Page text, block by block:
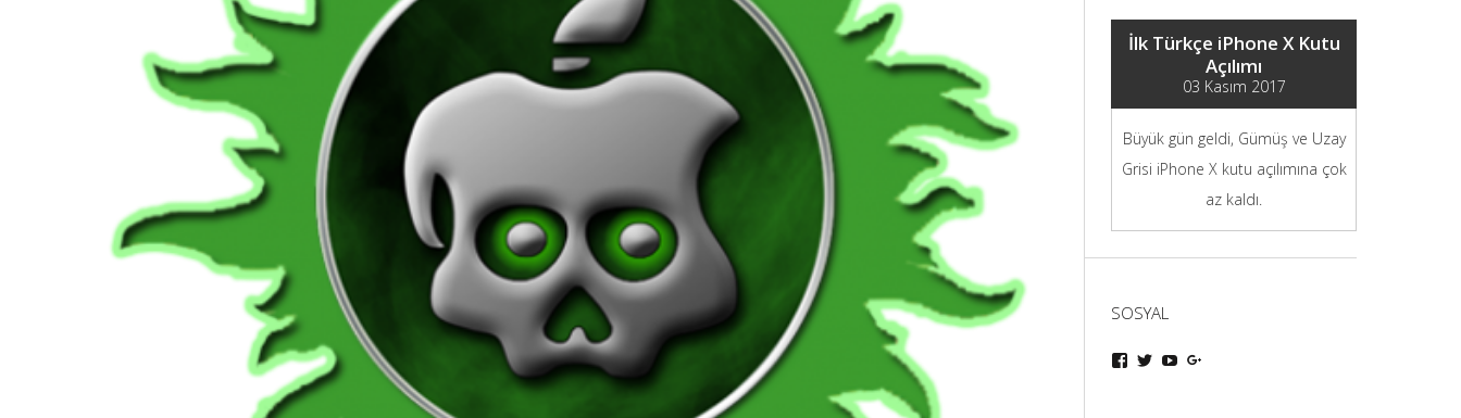
İlk Türkçe iPhone X Kutu
Açılımı
03 Kasım 2017
Büyük gün geldi, Gümüş ve Uzay
Grisi iPhone X kutu açılımına çok
az kaldı.
SOSYAL
iphoneturka
iphoneturka
iphoneturka